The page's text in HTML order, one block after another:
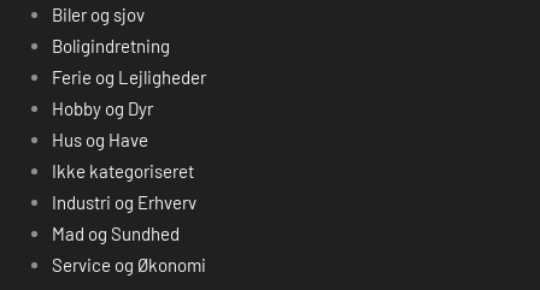
Biler og sjov
Boligindretning
Ferie og Lejligheder
Hobby og Dyr
Hus og Have
Ikke kategoriseret
Industri og Erhverv
Mad og Sundhed
Service og Økonomi